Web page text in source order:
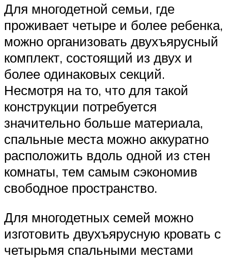
Для многодетной семьи, где
проживает четыре и более ребенка,
можно организовать двухъярусный
комплект, состоящий из двух и
более одинаковых секций.
Несмотря на то, что для такой
конструкции потребуется
значительно больше материала,
спальные места можно аккуратно
расположить вдоль одной из стен
комнаты, тем самым сэкономив
свободное пространство.
Для многодетных семей можно
изготовить двухъярусную кровать с
четырьмя спальными местами